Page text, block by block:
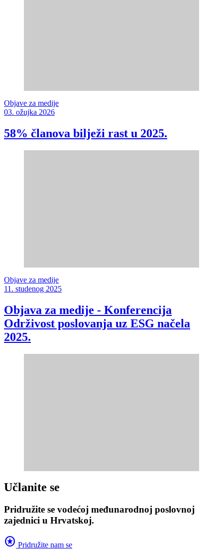
Objave za medije
03. ožujka 2026
58% članova bilježi rast u 2025.
Objave za medije
11. studenog 2025
Objava za medije - Konferencija
Održivost poslovanja uz ESG načela
2025.
Učlanite se
Pridružite se vodećoj međunarodnoj poslovnoj
zajednici u Hrvatskoj.
stars Pridružite nam se